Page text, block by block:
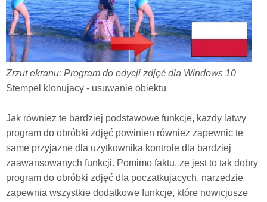
Zrzut ekranu: Program do edycji zdjęć dla Windows 10
Stempel klonujacy - usuwanie obiektu
Jak równiez te bardziej podstawowe funkcje, kazdy latwy
program do obróbki zdjęć powinien równiez zapewnic te
same przyjazne dla uzytkownika kontrole dla bardziej
zaawansowanych funkcji. Pomimo faktu, ze jest to tak dobry
program do obróbki zdjęć dla poczatkujacych, narzedzie
zapewnia wszystkie dodatkowe funkcje, które nowicjusze